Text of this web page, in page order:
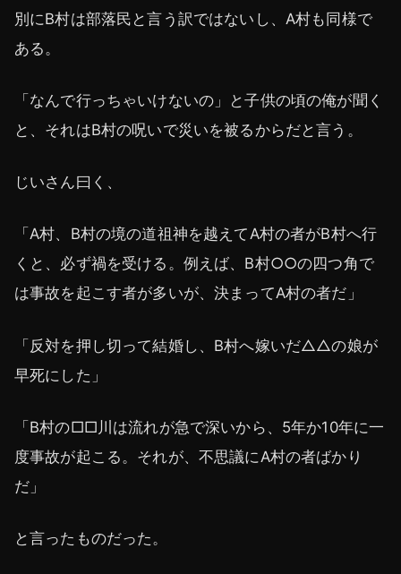
別にB村は部落民と言う訳ではないし、A村も同様で
ある。
「なんで行っちゃいけないの」と子供の頃の俺が聞く
と、それはB村の呪いで災いを被るからだと言う。
じいさん曰く、
「A村、B村の境の道祖神を越えてA村の者がB村へ行
くと、必ず禍を受ける。例えば、B村○○の四つ角で
は事故を起こす者が多いが、決まってA村の者だ」
「反対を押し切って結婚し、B村へ嫁いだ△△の娘が
早死にした」
「B村の□□川は流れが急で深いから、5年か10年に一
度事故が起こる。それが、不思議にA村の者ばかり
だ」
と言ったものだった。